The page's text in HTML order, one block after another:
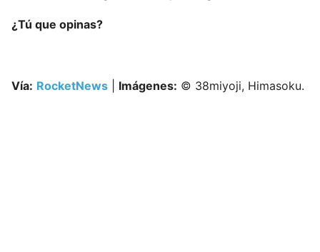
¿Tú que opinas?
Vía: RocketNews Imágenes: © 38miyoji, Himasoku.